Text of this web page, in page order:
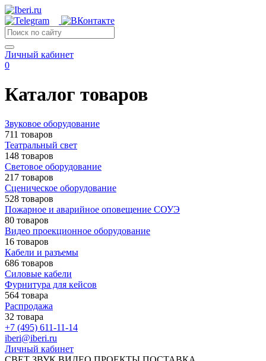
Личный кабинет
0
Каталог товаров
Звуковое оборудование
711 товаров
Театральный свет
148 товаров
Световое оборудование
217 товаров
Сценическое оборудование
528 товаров
Пожарное и аварийное оповещение СОУЭ
80 товаров
Видео проекционное оборудование
16 товаров
Кабели и разъемы
686 товаров
Силовые кабели
Фурнитура для кейсов
564 товара
Распродажа
32 товара
+7 (495) 611-11-14
iberi@iberi.ru
Личный кабинет